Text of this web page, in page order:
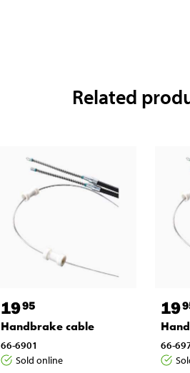
Related
1995
Handbrake cable
66-6901
Sold online
19
66-